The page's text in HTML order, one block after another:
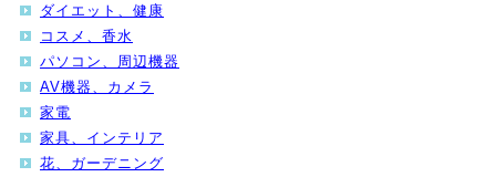
ダイエット、健康
コスメ、香水
パソコン、周辺機器
AV機器、カメラ
家電
家具、インテリア
花、ガーデニング